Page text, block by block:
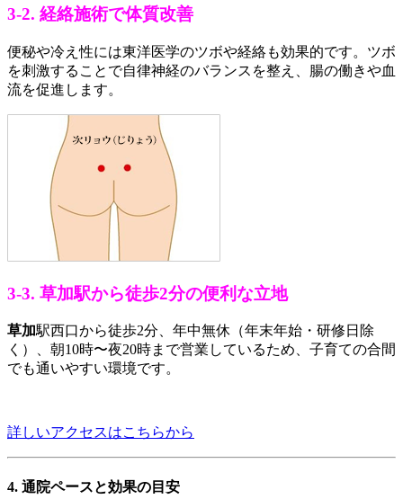
3-2. 経絡施術で体質改善
便秘や冷え性には東洋医学のツボや経絡も効果的です。ツボ
を刺激することで自律神経のバランスを整え、腸の働きや血
流を促進します。
3-3. 草加駅から徒歩2分の便利な立地
草加駅西口から徒歩2分、年中無休（年末年始・研修日除
く）、朝10時〜夜20時まで営業しているため、子育ての合間
でも通いやすい環境です。
詳しいアクセスはこちらから
4. 通院ペースと効果の目安